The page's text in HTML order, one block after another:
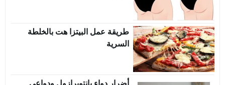
طريقة عمل البيتزا هت بالخلطة
السرية
أضرار دواء بانتوبرازول ودواعي